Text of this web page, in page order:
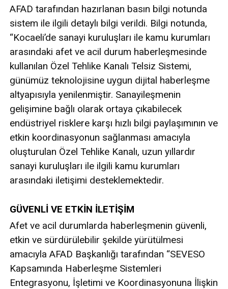
AFAD tarafından hazırlanan basın bilgi notunda
sistem ile ilgili detaylı bilgi verildi. Bilgi notunda,
“Kocaeli’de sanayi kuruluşları ile kamu kurumları
arasındaki afet ve acil durum haberleşmesinde
kullanılan Özel Tehlike Kanalı Telsiz Sistemi,
günümüz teknolojisine uygun dijital haberleşme
altyapısıyla yenilenmiştir. Sanayileşmenin
gelişimine bağlı olarak ortaya çıkabilecek
endüstriyel risklere karşı hızlı bilgi paylaşımının ve
etkin koordinasyonun sağlanması amacıyla
oluşturulan Özel Tehlike Kanalı, uzun yıllardır
sanayi kuruluşları ile ilgili kamu kurumları
arasındaki iletişimi desteklemektedir.
GÜVENLİ VE ETKİN İLETİŞİM
Afet ve acil durumlarda haberleşmenin güvenli,
etkin ve sürdürülebilir şekilde yürütülmesi
amacıyla AFAD Başkanlığı tarafından “SEVESO
Kapsamında Haberleşme Sistemleri
Entegrasyonu, İşletimi ve Koordinasyonuna İlişkin